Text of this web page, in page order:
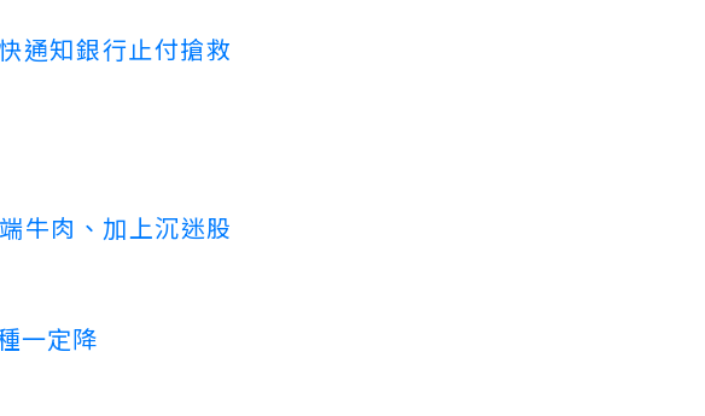
通知銀行止付搶救
牛肉、加上沉迷股
一定降